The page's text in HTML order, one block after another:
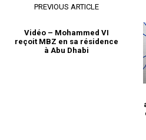
Insight
PREVIOUS ARTICLE
Vidéo – Mohammed VI
reçoit MBZ en sa résidence
à Abu Dhabi